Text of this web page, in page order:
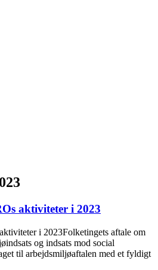
aktiviteter i 2023
i 2023Folketingets aftale om
og indsats mod social
til arbejdsmiljøaftalen med et fyldigt